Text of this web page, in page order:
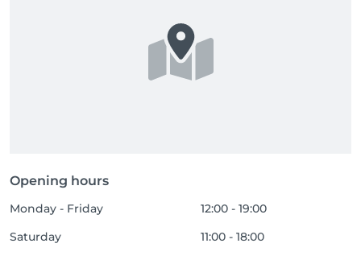
Opening hours
Monday - Friday
12:00 - 19:00
Saturday
11:00 - 18:00